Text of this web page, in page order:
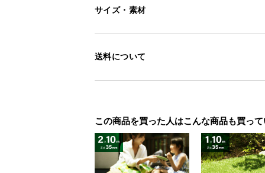
サイズ・素材
送料について
この商品を買った人はこんな商品も買っ